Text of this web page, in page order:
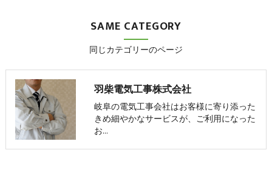
同じカテゴリーのページ
SAME CATEGORY
羽柴電気工事株式会社
岐阜の電気工事会社はお客様に寄り添った
きめ細やかなサービスが、ご利用になった
お…